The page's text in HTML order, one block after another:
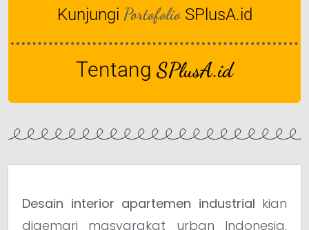
Kunjungi Portofolio SPlusA.id
Tentang SPlusA.id
Desain interior apartemen industrial kian
digemari masyarakat urban Indonesia,